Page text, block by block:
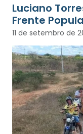
Luciano
Frente
11 de setembro de